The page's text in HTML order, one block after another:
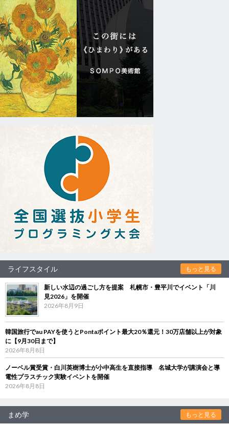
ライフスタイル もっと見る
新しい水辺の過ごし方を提案 札幌市・豊平川でイベント「川
見2026」を開催
2026年8月9日
韓国旅行でau PAYを使うとPontaポイント最大20％還元！30万店舗以上が対象
に【9月30日まで】
2026年8月8日
ノーベル賞受賞・白川英樹博士が小中高生を直接指導 名城大学が講演会と導
電性プラスチック実験イベントを開催
2026年8月8日
まめ学 もっと見る